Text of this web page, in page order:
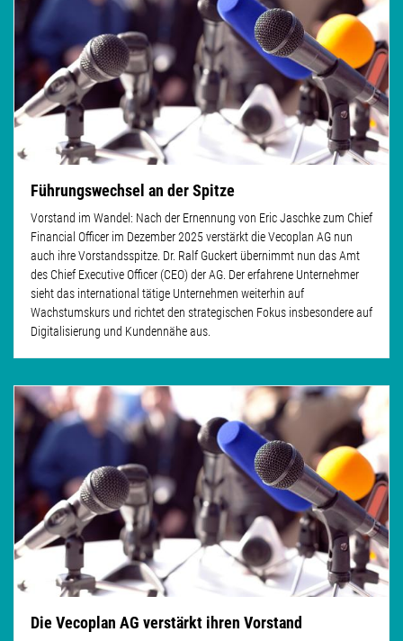
Führungswechsel an der Spitze
Vorstand im Wandel: Nach der Ernennung von Eric Jaschke zum Chief
Financial Officer im Dezember 2025 verstärkt die Vecoplan AG nun
auch ihre Vorstandsspitze. Dr. Ralf Guckert übernimmt nun das Amt
des Chief Executive Officer (CEO) der AG. Der erfahrene Unternehmer
sieht das international tätige Unternehmen weiterhin auf
Wachstumskurs und richtet den strategischen Fokus insbesondere auf
Digitalisierung und Kundennähe aus.
Die Vecoplan AG verstärkt ihren Vorstand